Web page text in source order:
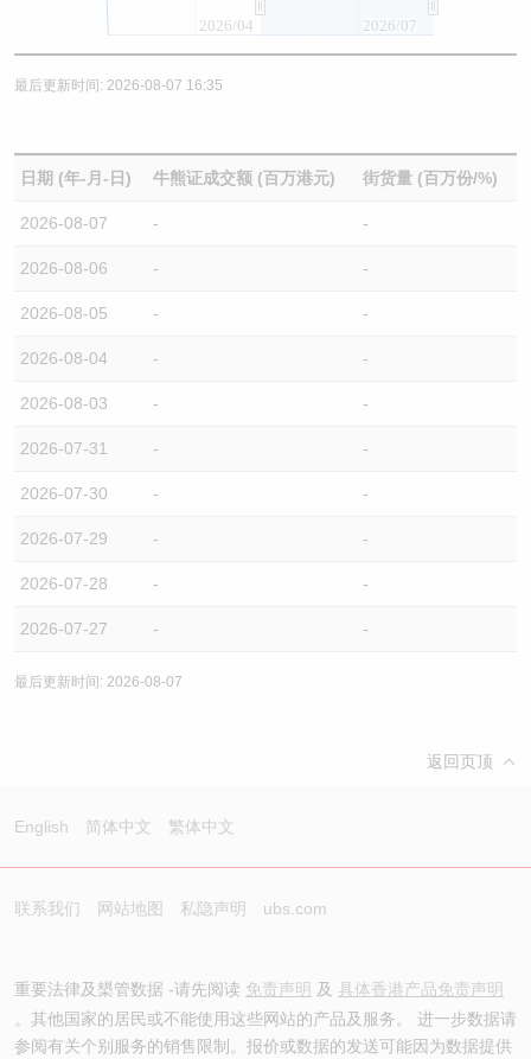
2026/04 2026/07
最后更新时间: 2026-08-07 16:35
日期 (年-月-日) 牛熊证成交额 (百万港元) 街货量 (百万份/%)
2026-08-07 - -
2026-08-06 - -
2026-08-05 - -
2026-08-04 - -
2026-08-03 - -
2026-07-31 - -
2026-07-30 - -
2026-07-29 - -
2026-07-28 - -
2026-07-27 - -
最后更新时间: 2026-08-07
返回页顶
English 简体中文 繁体中文
联系我们 网站地图 私隐声明 ubs.com
重要法律及槼管数据 -请先阅读 免责声明 及 具体香港产品免责声明
。其他国家的居民或不能使用这些网站的产品及服务。 进一步数据请
参阅有关个别服务的销售限制。报价或数据的发送可能因为数据提供